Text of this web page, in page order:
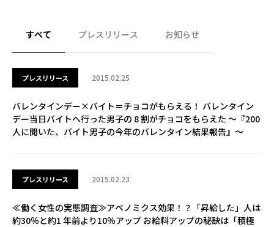
すべて プレスリリース お知らせ
プレスリリース 2015.02.25
バレンタインデー×バイト＝チョコがもらえる！ バレンタイン
デー当日バイトへ行った男子の 8 割がチョコをもらえた ～『200
人に聞いた、バイト男子の今年のバレンタイン結果報告』～
プレスリリース 2015.02.23
≪働く女性の実態調査≫アベノミクス効果！？「昇給した」人は
約30％と約1 年前より10％アップ お給料アップの秘訣は「積極